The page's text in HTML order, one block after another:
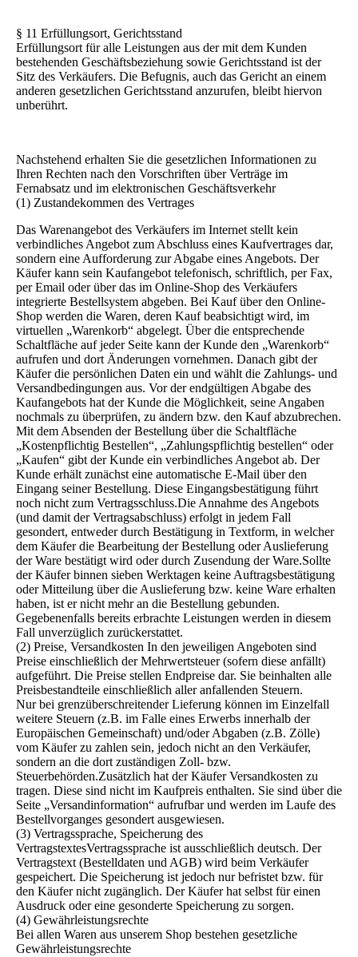
§ 11 Erfüllungsort, Gerichtsstand
Erfüllungsort für alle Leistungen aus der mit dem Kunden
bestehenden Geschäftsbeziehung sowie Gerichtsstand ist der
Sitz des Verkäufers. Die Befugnis, auch das Gericht an einem
anderen gesetzlichen Gerichtsstand anzurufen, bleibt hiervon
unberührt.
Nachstehend erhalten Sie die gesetzlichen Informationen zu
Ihren Rechten nach den Vorschriften über Verträge im
Fernabsatz und im elektronischen Geschäftsverkehr
(1) Zustandekommen des Vertrages
Das Warenangebot des Verkäufers im Internet stellt kein
verbindliches Angebot zum Abschluss eines Kaufvertrages dar,
sondern eine Aufforderung zur Abgabe eines Angebots. Der
Käufer kann sein Kaufangebot telefonisch, schriftlich, per Fax,
per Email oder über das im Online-Shop des Verkäufers
integrierte Bestellsystem abgeben. Bei Kauf über den Online-
Shop werden die Waren, deren Kauf beabsichtigt wird, im
virtuellen „Warenkorb“ abgelegt. Über die entsprechende
Schaltfläche auf jeder Seite kann der Kunde den „Warenkorb“
aufrufen und dort Änderungen vornehmen. Danach gibt der
Käufer die persönlichen Daten ein und wählt die Zahlungs- und
Versandbedingungen aus. Vor der endgültigen Abgabe des
Kaufangebots hat der Kunde die Möglichkeit, seine Angaben
nochmals zu überprüfen, zu ändern bzw. den Kauf abzubrechen.
Mit dem Absenden der Bestellung über die Schaltfläche
„Kostenpflichtig Bestellen“, „Zahlungspflichtig bestellen“ oder
„Kaufen“ gibt der Kunde ein verbindliches Angebot ab. Der
Kunde erhält zunächst eine automatische E-Mail über den
Eingang seiner Bestellung. Diese Eingangsbestätigung führt
noch nicht zum Vertragsschluss.Die Annahme des Angebots
(und damit der Vertragsabschluss) erfolgt in jedem Fall
gesondert, entweder durch Bestätigung in Textform, in welcher
dem Käufer die Bearbeitung der Bestellung oder Auslieferung
der Ware bestätigt wird oder durch Zusendung der Ware.Sollte
der Käufer binnen sieben Werktagen keine Auftragsbestätigung
oder Mitteilung über die Auslieferung bzw. keine Ware erhalten
haben, ist er nicht mehr an die Bestellung gebunden.
Gegebenenfalls bereits erbrachte Leistungen werden in diesem
Fall unverzüglich zurückerstattet.
(2) Preise, Versandkosten In den jeweiligen Angeboten sind
Preise einschließlich der Mehrwertsteuer (sofern diese anfällt)
aufgeführt. Die Preise stellen Endpreise dar. Sie beinhalten alle
Preisbestandteile einschließlich aller anfallenden Steuern.
Nur bei grenzüberschreitender Lieferung können im Einzelfall
weitere Steuern (z.B. im Falle eines Erwerbs innerhalb der
Europäischen Gemeinschaft) und/oder Abgaben (z.B. Zölle)
vom Käufer zu zahlen sein, jedoch nicht an den Verkäufer,
sondern an die dort zuständigen Zoll- bzw.
Steuerbehörden.Zusätzlich hat der Käufer Versandkosten zu
tragen. Diese sind nicht im Kaufpreis enthalten. Sie sind über die
Seite „Versandinformation“ aufrufbar und werden im Laufe des
Bestellvorganges gesondert ausgewiesen.
(3) Vertragssprache, Speicherung des
VertragstextesVertragssprache ist ausschließlich deutsch. Der
Vertragstext (Bestelldaten und AGB) wird beim Verkäufer
gespeichert. Die Speicherung ist jedoch nur befristet bzw. für
den Käufer nicht zugänglich. Der Käufer hat selbst für einen
Ausdruck oder eine gesonderte Speicherung zu sorgen.
(4) Gewährleistungsrechte
Bei allen Waren aus unserem Shop bestehen gesetzliche
Gewährleistungsrechte